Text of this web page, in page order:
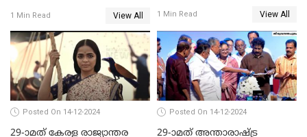
1 Min Read View All
കൂട്ട് ആവശ്യമുണ്ട്; കല്യാണം
കഴിക്കാമെന്ന് തോന്നി
തുടങ്ങിയിട്ടുണ്ടെന്ന് നിഷ
സാരംഗ്
1 Min Read View All
Posted On 14-12-2024
29-ാമത് കേരള രാജ്യാന്തര
Posted On 14-12-2024
29-ാമത് അന്താരാഷ്‌ട്ര